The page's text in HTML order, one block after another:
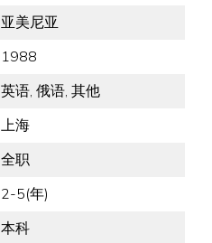
亚美尼亚
1988
英语, 俄语, 其他
上海
全职
2-5(年)
本科